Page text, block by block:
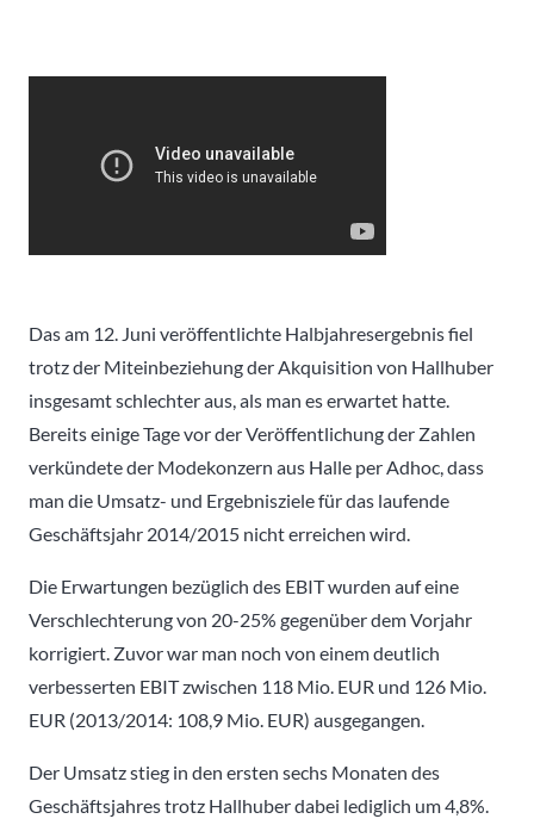
Das am 12. Juni veröffentlichte Halbjahresergebnis fiel
trotz der Miteinbeziehung der Akquisition von Hallhuber
insgesamt schlechter aus, als man es erwartet hatte.
Bereits einige Tage vor der Veröffentlichung der Zahlen
verkündete der Modekonzern aus Halle per Adhoc, dass
man die Umsatz- und Ergebnisziele für das laufende
Geschäftsjahr 2014/2015 nicht erreichen wird.
Die Erwartungen bezüglich des EBIT wurden auf eine
Verschlechterung von 20-25% gegenüber dem Vorjahr
korrigiert. Zuvor war man noch von einem deutlich
verbesserten EBIT zwischen 118 Mio. EUR und 126 Mio.
EUR (2013/2014: 108,9 Mio. EUR) ausgegangen.
Der Umsatz stieg in den ersten sechs Monaten des
Geschäftsjahres trotz Hallhuber dabei lediglich um 4,8%.